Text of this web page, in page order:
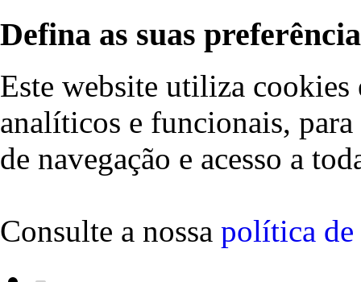
Defina as suas
Este website utiliza cookies
analíticos e funcionais,
de navegação e acesso a
Consulte a nossa política de